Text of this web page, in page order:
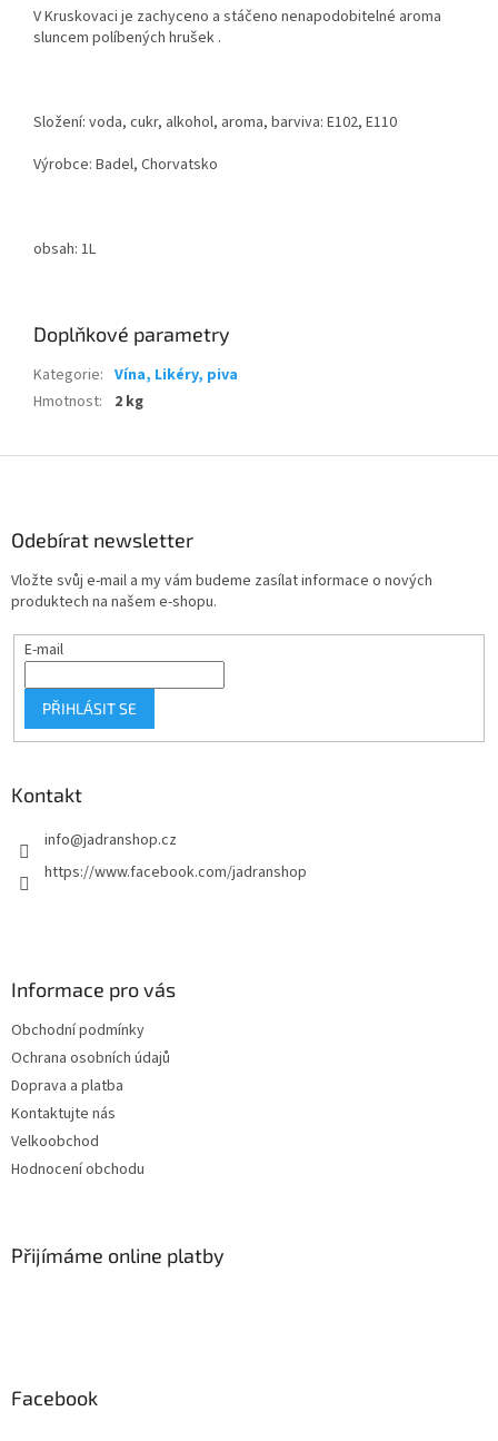
V Kruskovaci je zachyceno a stáčeno nenapodobitelné aroma
sluncem políbených hrušek .
Složení: voda, cukr, alkohol, aroma, barviva: E102, E110
Výrobce: Badel, Chorvatsko
obsah: 1L
Doplňkové parametry
Kategorie: Vína, Likéry, piva
Hmotnost: 2 kg
Odebírat newsletter
Vložte svůj e-mail a my vám budeme zasílat informace o nových
produktech na našem e-shopu.
E-mail
PŘIHLÁSIT SE
Kontakt
info@jadranshop.cz
https://www.facebook.com/jadranshop
Informace pro vás
Obchodní podmínky
Ochrana osobních údajů
Doprava a platba
Kontaktujte nás
Velkoobchod
Hodnocení obchodu
Přijímáme online platby
Facebook